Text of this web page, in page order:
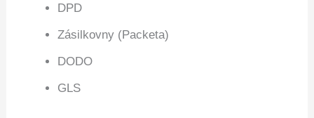
DPD
Zásilkovny (Packeta)
DODO
GLS